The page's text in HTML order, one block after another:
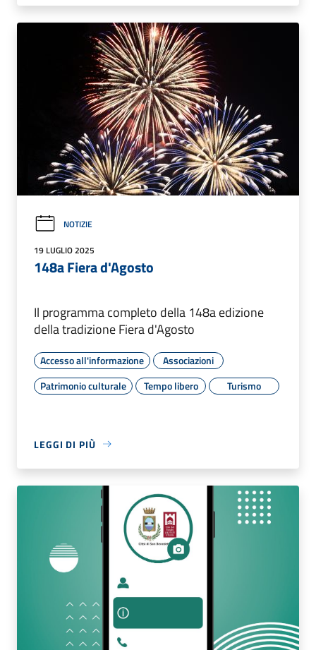
NOTIZIE
19 LUGLIO 2025
148a Fiera d'Agosto
Il programma completo della 148a edizione
della tradizione Fiera d'Agosto
Accesso all'informazione
Associazioni
Patrimonio culturale
Tempo libero Turismo
LEGGI DI PIÙ